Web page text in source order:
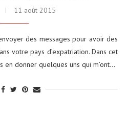
11 août 2015
des messages pour avoir des
votre pays d’expatriation. Dans cet
en donner quelques uns qui m’ont…